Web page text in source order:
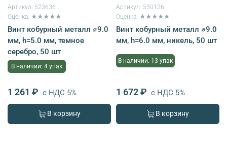
Артикул: 523636
Оценка: ★★★★★
Винт кобурный металл ⌀9.0
мм, h=5.0 мм, темное
серебро, 50 шт
В наличии: 4 упак
1 261 ₽ с НДС 5%
В корзину
Артикул: 550126
Оценка: ★★★★★
Винт кобурный металл ⌀9.0
мм, h=6.0 мм, никель, 50 шт
В наличии: 13 упак
1 672 ₽ с НДС 5%
В корзину